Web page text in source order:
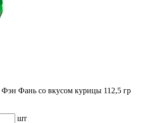
Фань со вкусом курицы 112,5 гр
шт